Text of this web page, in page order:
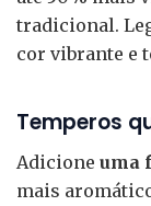
tradicional.
cor vibrante e
Temperos
Adicione uma
mais